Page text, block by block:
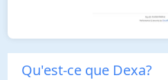
Qu'est-ce que Dexa?